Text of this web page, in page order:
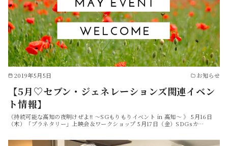
2019年5月5日 お知らせ
【5月♡セブン・ジェネレーションズ関連イベン
ト情報】
《持続可能な高知の夜明けぜよ!! ～SGもりもりイベント in 高知～ 》 5月16日
（木）「プラネタリー」上映会＆ワークショップ 5月17日（金）SDGsカ…